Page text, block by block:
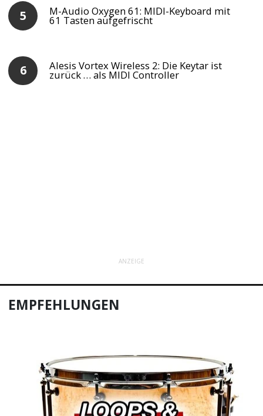
M-Audio Oxygen 61: MIDI-Keyboard mit
61 Tasten aufgefrischt
Alesis Vortex Wireless 2: Die Keytar ist
zurück … als MIDI Controller
ANZEIGE
EMPFEHLUNGEN